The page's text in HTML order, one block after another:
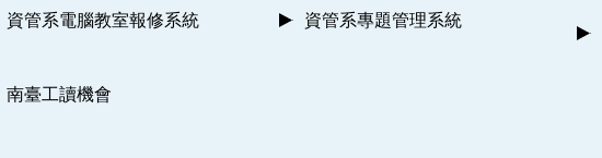
資管系電腦教室報修系統 資管系專題管理系統
南臺工讀機會